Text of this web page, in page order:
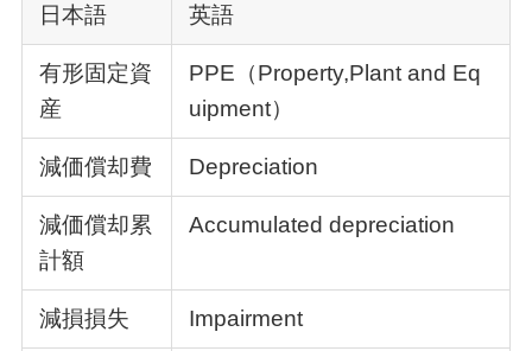
日本語 英語
有形固定資
産
PPE（Property,Plant and Eq
uipment）
減価償却費 Depreciation
減価償却累
計額
Accumulated depreciation
減損損失 Impairment